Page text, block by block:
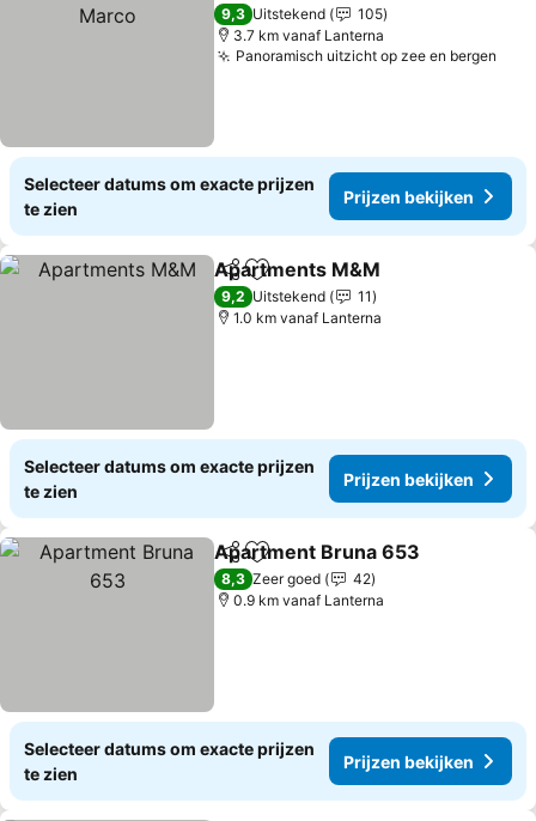
9,3 Uitstekend
105
3.7 km vanaf Lanterna
Panoramisch uitzicht op zee en bergen
Selecteer datums om exacte prijzen
te zien
Prijzen bekijken
DelenToevoegen aan favorieten
Apartments M&M
9,2 Uitstekend
11
1.0 km vanaf Lanterna
Selecteer datums om exacte prijzen
te zien
Prijzen bekijken
DelenToevoegen aan favorieten
Apartment Bruna 653
8,3 Zeer goed
42
0.9 km vanaf Lanterna
Selecteer datums om exacte prijzen
te zien
Prijzen bekijken